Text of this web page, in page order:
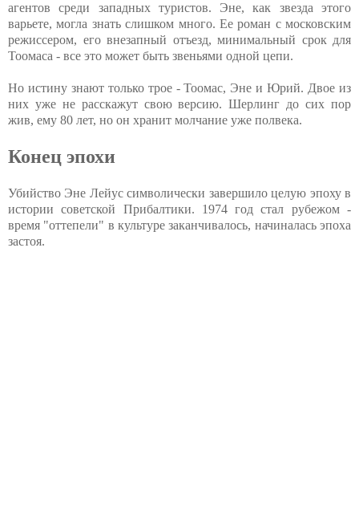
агентов среди западных туристов. Эне, как звезда этого
варьете, могла знать слишком много. Ее роман с московским
режиссером, его внезапный отъезд, минимальный срок для
Тоомаса - все это может быть звеньями одной цепи.
Но истину знают только трое - Тоомас, Эне и Юрий. Двое из
них уже не расскажут свою версию. Шерлинг до сих пор
жив, ему 80 лет, но он хранит молчание уже полвека.
Конец эпохи
Убийство Эне Лейус символически завершило целую эпоху в
истории советской Прибалтики. 1974 год стал рубежом -
время "оттепели" в культуре заканчивалось, начиналась эпоха
застоя.